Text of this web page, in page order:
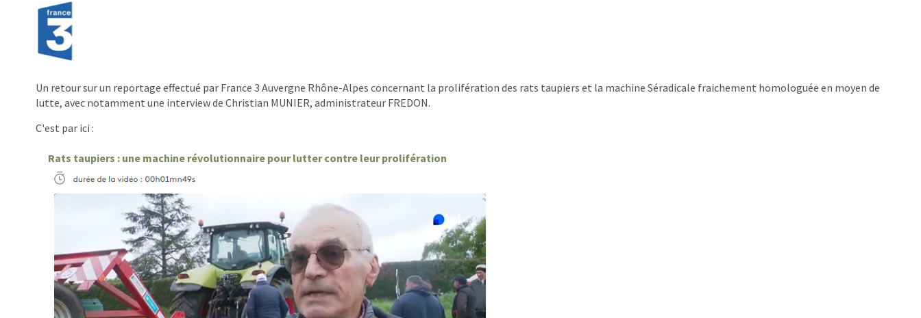
Un retour sur un reportage effectué par France 3 Auvergne Rhône-Alpes concernant la prolifération des rats taupiers et la machine Séradicale fraichement homologuée en moyen de
lutte, avec notamment une interview de Christian MUNIER, administrateur FREDON.
C'est par ici :
Rats taupiers : une machine révolutionnaire pour lutter contre leur prolifération